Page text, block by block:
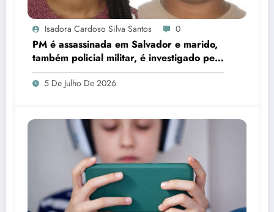
Isadora Cardoso Silva Santos 0
PM é assassinada em Salvador e marido,
também policial militar, é investigado pelo
crime
5 De Julho De 2026